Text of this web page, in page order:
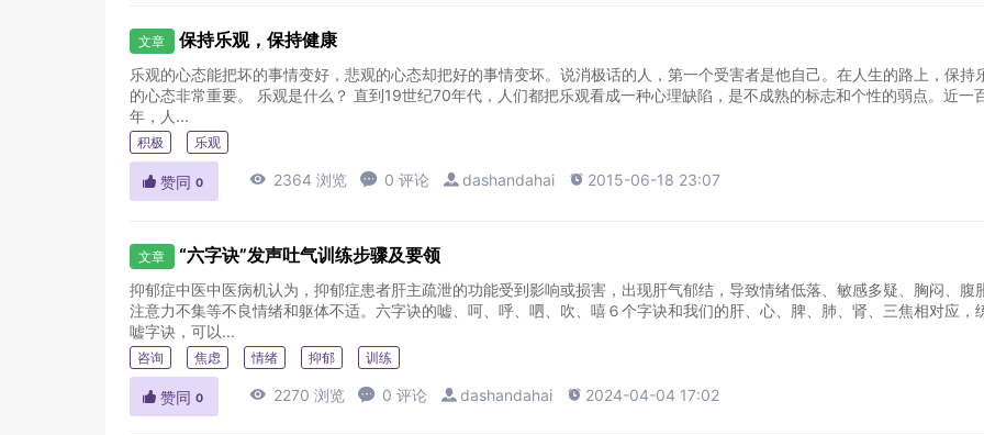
文章 保持乐观，保持健康
乐观的心态能把坏的事情变好，悲观的心态却把好的事情变坏。说消极话的人，第一个受害者是他自己。在人生的路上，保持
的心态非常重要。 乐观是什么？ 直到19世纪70年代，人们都把乐观看成一种心理缺陷，是不成熟的标志和个性的弱点。近一
年，人...
积极 乐观
 赞同 0  2364 浏览  0 评论  dashandahai  2015-06-18 23:07
文章 “六字诀”发声吐气训练步骤及要领
抑郁症中医中医病机认为，抑郁症患者肝主疏泄的功能受到影响或损害，出现肝气郁结，导致情绪低落、敏感多疑、胸闷、腹
注意力不集等不良情绪和躯体不适。六字诀的嘘、呵、呼、呬、吹、嘻６个字诀和我们的肝、心、脾、肺、肾、三焦相对应，
嘘字诀，可以...
咨询 焦虑 情绪 抑郁 训练
 赞同 0  2270 浏览  0 评论  dashandahai  2024-04-04 17:02